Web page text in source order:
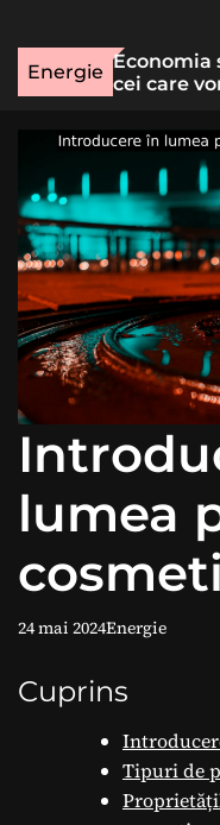
Energie
rară
Economia
cei care
lumea
24 mai 2024Energie
Cuprins
Tipuri de